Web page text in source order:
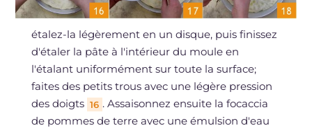
étalez-la légèrement en un disque, puis finissez
d'étaler la pâte à l'intérieur du moule en
l'étalant uniformément sur toute la surface;
faites des petits trous avec une légère pression
des doigts 16 . Assaisonnez ensuite la focaccia
de pommes de terre avec une émulsion d'eau